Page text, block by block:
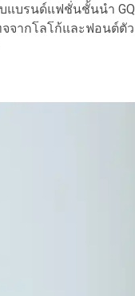
แบรนด์แฟชั่นชั้นนำ GQ
จากโลโก้และฟอนต์ตัว